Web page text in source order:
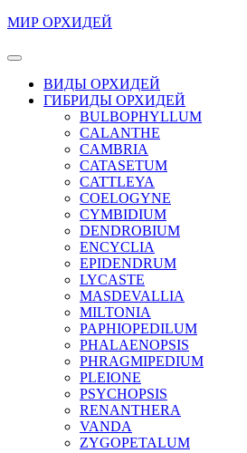
Перейти
содержимому
содержимому
МИР ОРХИДЕЙ
Кнопка
ОткрытьВИДЫ ОРХИДЕЙ
ГИБРИДЫ ОРХИДЕЙ
BULBOPHYLLUM
CALANTHE
CAMBRIA
CATASETUM
CATTLEYA
COELOGYNE
CYMBIDIUM
DENDROBIUM
ENCYCLIA
EPIDENDRUM
LYCASTE
MASDEVALLIA
MILTONIA
PAPHIOPEDILUM
PHALAENOPSIS
PHRAGMIPEDIUM
PLEIONE
PSYCHOPSIS
RENANTHERA
VANDA
ZYGOPETALUM